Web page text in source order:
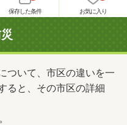
保存した条件 お気に入り
ついて、市区の違いを一
ると、その市区の詳細